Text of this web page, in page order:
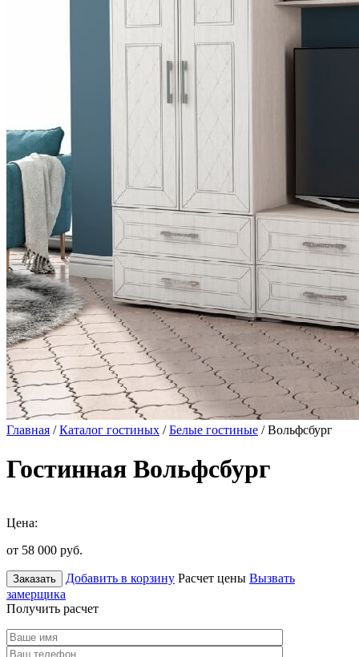
Главная /Каталог гостиных /Белые гостиные / Вольфсбург
Гостинная Вольфсбург
Цена:
от 58 000 руб.
Заказать Добавить в корзину Расчет цены Вызвать
замерщика
Получить расчет